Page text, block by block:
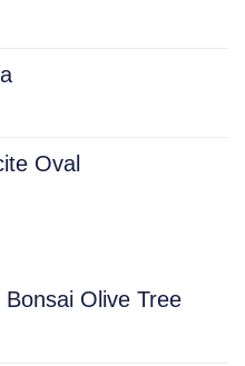
Oval
Olive Tree